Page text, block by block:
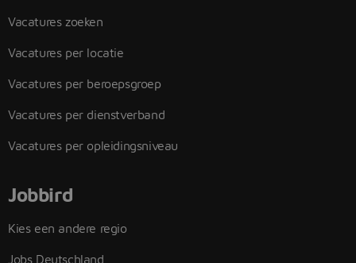
Vacatures zoeken
Vacatures per locatie
Vacatures per beroepsgroep
Vacatures per dienstverband
Vacatures per opleidingsniveau
Jobbird
Kies een andere regio
Jobs Deutschland